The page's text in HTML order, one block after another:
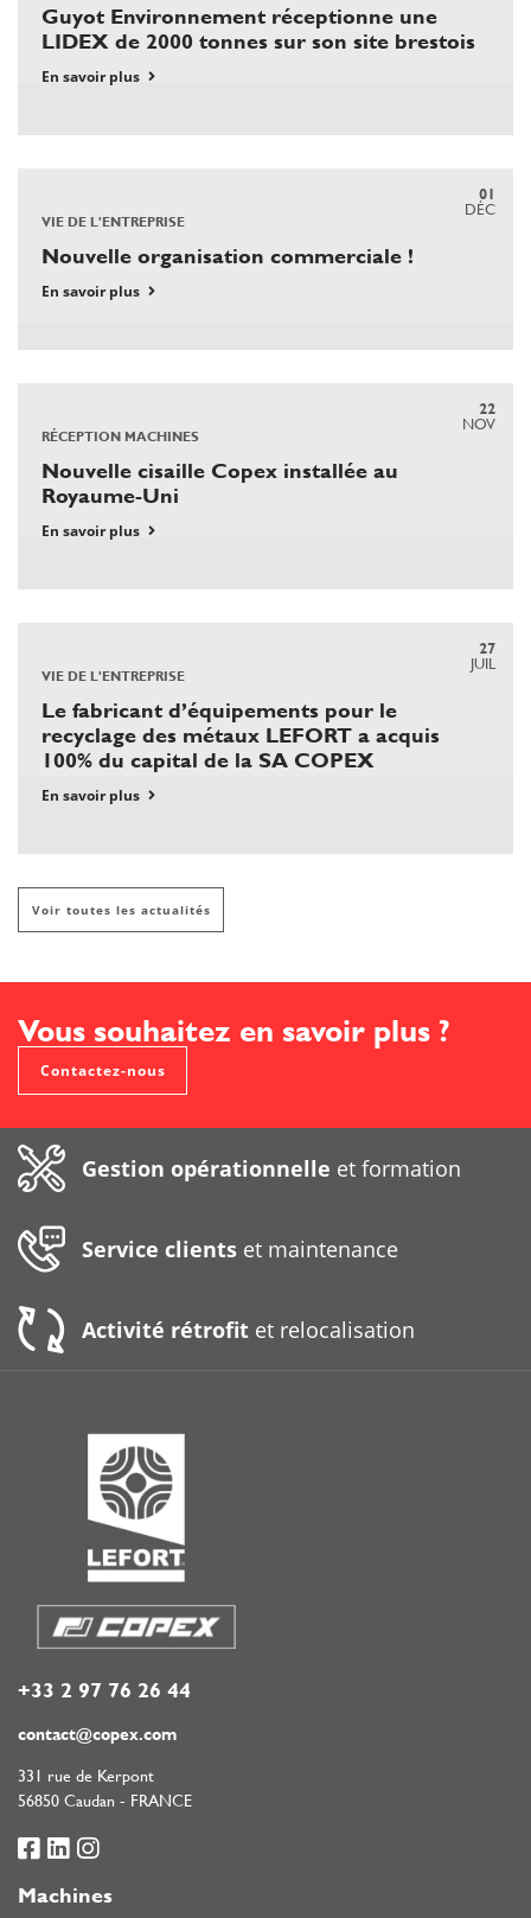
Guyot Environnement réceptionne une
LIDEX de 2000 tonnes sur son site brestois
En savoir plus
01
DÉC
VIE DE L'ENTREPRISE
Nouvelle organisation commerciale !
En savoir plus
22
NOV
RÉCEPTION MACHINES
Nouvelle cisaille Copex installée au
Royaume-Uni
En savoir plus
27
JUIL
VIE DE L'ENTREPRISE
Le fabricant d’équipements pour le
recyclage des métaux LEFORT a acquis
100% du capital de la SA COPEX
En savoir plus
Voir toutes les actualités
Vous souhaitez en savoir plus ?
Contactez-nous
Gestion opérationnelle et formation
Service clients et maintenance
Activité rétrofit et relocalisation
+33 2 97 76 26 44
contact@copex.com
331 rue de Kerpont
56850 Caudan - FRANCE
Machines